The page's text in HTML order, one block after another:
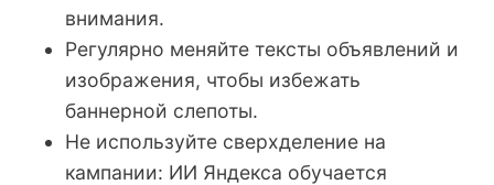
внимания.
Регулярно меняйте тексты объявлений и
изображения, чтобы избежать
баннерной слепоты.
Не используйте сверхделение на
кампании: ИИ Яндекса обучается